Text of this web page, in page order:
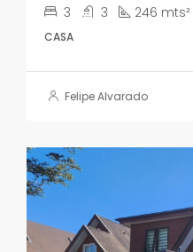
3 3 246 mts²
CASA
Felipe Alvarado